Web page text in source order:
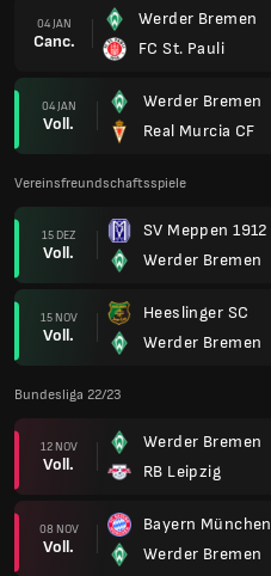
04 JAN
Canc.
Werder Bremen
FC St. Pauli
04 JAN
Voll.
Werder Bremen
Real Murcia CF
Vereinsfreundschaftsspiele
15 DEZ
Voll.
SV Meppen 1912
Werder Bremen
15 NOV
Voll.
Heeslinger SC
Werder Bremen
Bundesliga 22/23
12 NOV
Voll.
Werder Bremen
RB Leipzig
08 NOV
Voll.
Bayern München
Werder Bremen